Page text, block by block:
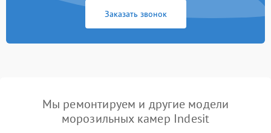
Заказать звонок
Мы ремонтируем и другие модели
морозильных камер Indesit